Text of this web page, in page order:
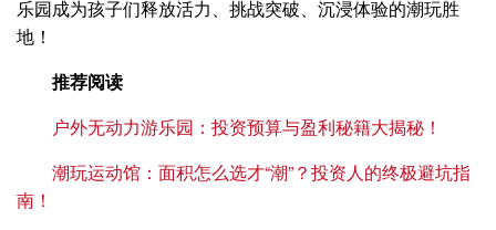
乐园成为孩子们释放活力、挑战突破、沉浸体验的潮玩胜
地！
推荐阅读
户外无动力游乐园：投资预算与盈利秘籍大揭秘！
潮玩运动馆：面积怎么选才“潮”？投资人的终极避坑指
南！